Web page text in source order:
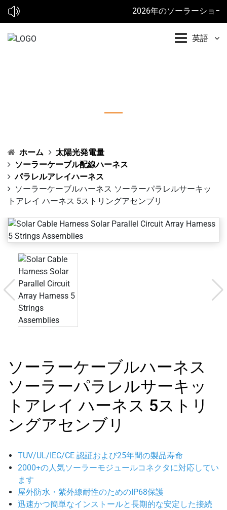
2026年のソーラーショー
英語
ホーム
太陽光発電量
ソーラーケーブル配線ハーネス
パラレルアレイハーネス
ソーラーケーブルハーネス ソーラーパラレルサーキッ
トアレイ ハーネス 5ストリングアセンブリ
ソーラーケーブルハーネス
ソーラーパラレルサーキッ
トアレイ ハーネス 5ストリ
ングアセンブリ
TUV/UL/IEC/CE 認証および25年間の製品寿命
2000+の人気ソーラーモジュールコネクタに対応してい
ます
屋外防水・紫外線耐性のためのIP68保護
迅速かつ簡単なインストールと長期的な安定した接続